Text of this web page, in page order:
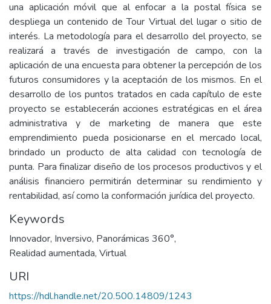
una aplicación móvil que al enfocar a la postal física se
despliega un contenido de Tour Virtual del lugar o sitio de
interés. La metodología para el desarrollo del proyecto, se
realizará a través de investigación de campo, con la
aplicación de una encuesta para obtener la percepción de los
futuros consumidores y la aceptación de los mismos. En el
desarrollo de los puntos tratados en cada capítulo de este
proyecto se establecerán acciones estratégicas en el área
administrativa y de marketing de manera que este
emprendimiento pueda posicionarse en el mercado local,
brindado un producto de alta calidad con tecnología de
punta. Para finalizar diseño de los procesos productivos y el
análisis financiero permitirán determinar su rendimiento y
rentabilidad, así como la conformación jurídica del proyecto.
Keywords
Innovador, Inversivo, Panorámicas 360°,
Realidad aumentada, Virtual
URI
https://hdl.handle.net/20.500.14809/1243